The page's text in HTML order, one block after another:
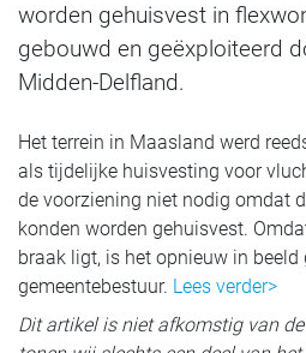
worden gehuisvest in
gebouwd en geëxploiteerd
Midden-Delfland.
Het terrein in Maasland werd
als tijdelijke huisvesting voor
de voorziening niet nodig omdat
konden worden gehuisvest.
braak ligt, is het opnieuw in beeld
gemeentebestuur. Lees verder>
Dit artikel is niet afkomstig van